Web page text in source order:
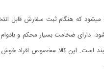
میشود که هنگام ثبت سفارش قابل
دارای ضخامت بسیار محکم و
است. این کالا مخصوص افراد